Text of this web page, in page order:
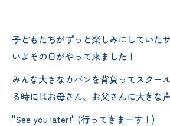
子どもたちがずっと楽しみにしていた
いよその日がやって来ました！
みんな大きなカバンを背負ってスクー
る時にはお母さん、お父さんに大きな
"See you later!" (行ってきまーす！)